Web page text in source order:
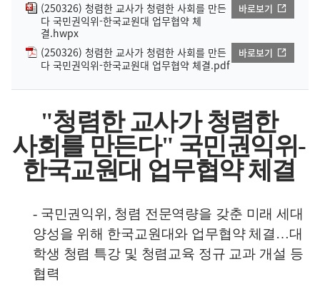
(250326) 청렴한 교사가 청렴한 사회를 만든
다 국민권익위-한국교원대 업무협약 체
결.hwpx
바로보기
(250326) 청렴한 교사가 청렴한 사회를 만든
다 국민권익위-한국교원대 업무협약 체결.pdf
바로보기
"청렴한 교사가 청렴한
사회를 만든다" 국민권익위-
한국교원대 업무협약 체결
- 국민권익위 , 청렴 전문역량을 갖춘 미래 세대
양성을 위해 한국교원대와 업무협약 체결 …대
학생 청렴 특강 및 청렴교육 정규 교과 개설 등
협력